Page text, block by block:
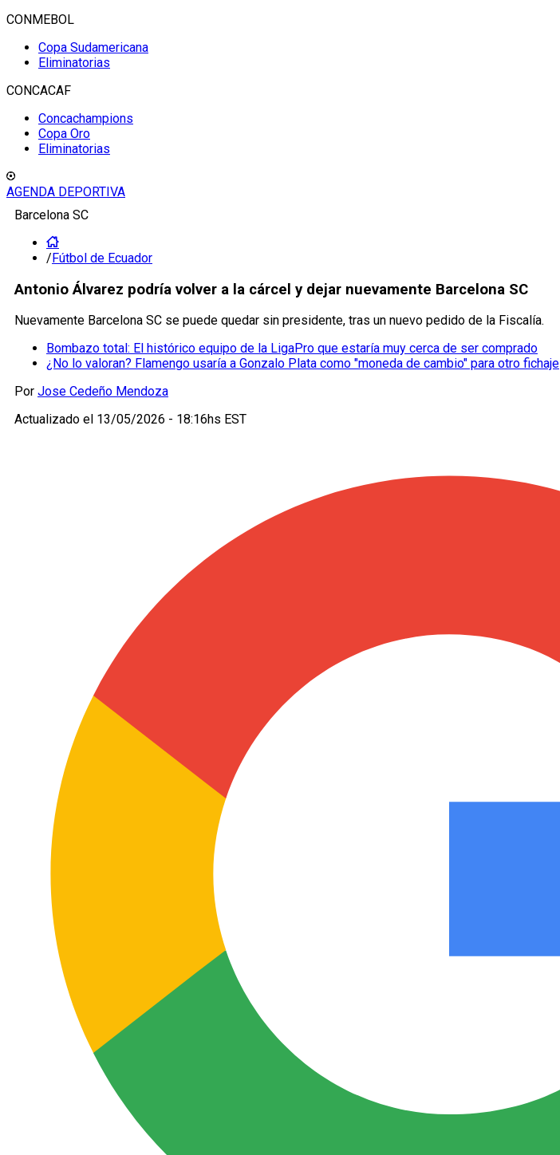
CONMEBOL
Copa Sudamericana
Eliminatorias
CONCACAF
Concachampions
Copa Oro
Eliminatorias
AGENDA DEPORTIVA
Barcelona SC
/Fútbol de Ecuador
Antonio Álvarez podría volver a la cárcel y dejar nuevamente Barcelona SC
Nuevamente Barcelona SC se puede quedar sin presidente, tras un nuevo pedido de la Fiscalía.
Bombazo total: El histórico equipo de la LigaPro que estaría muy cerca de ser comprado
¿No lo valoran? Flamengo usaría a Gonzalo Plata como "moneda de cambio" para otro fichaje
Por Jose Cedeño Mendoza
Actualizado el 13/05/2026 - 18:16hs EST